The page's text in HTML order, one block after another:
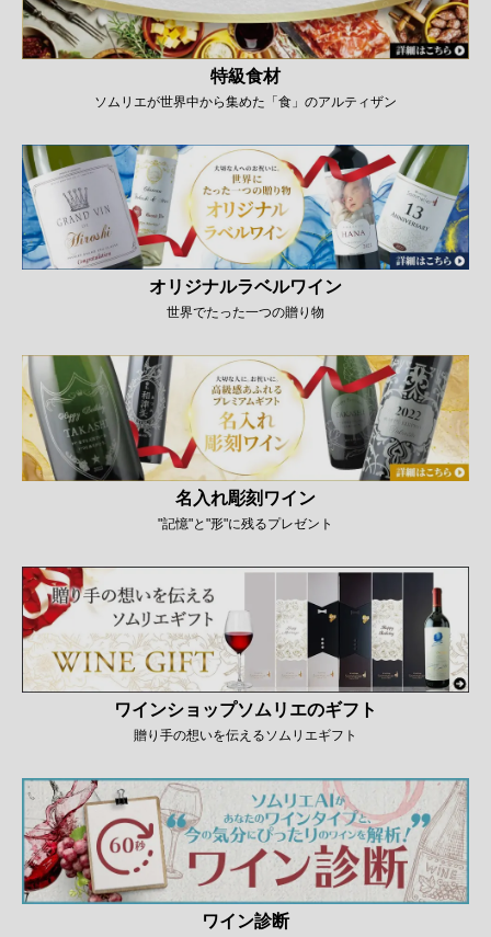
特級食材
ソムリエが世界中から集めた「食」のアルティザン
オリジナルラベルワイン
世界でたった一つの贈り物
名入れ彫刻ワイン
"記憶"と"形"に残るプレゼント
ワインショップソムリエのギフト
贈り手の想いを伝えるソムリエギフト
ワイン診断